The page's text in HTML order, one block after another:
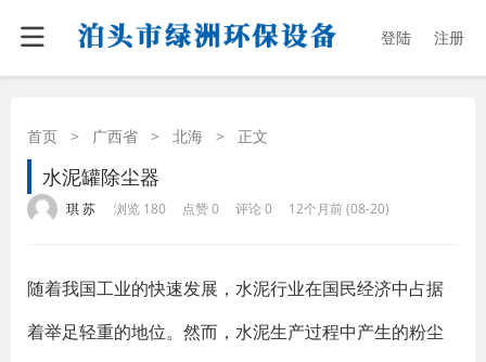
登陆 注册
首页 > 广西省 > 北海 > 正文
水泥罐除尘器
琪 苏 浏览 180 点赞 0 评论 0 12个月前 (08-20)
随着我国工业的快速发展，水泥行业在国民经济中占据
着举足轻重的地位。然而，水泥生产过程中产生的粉尘